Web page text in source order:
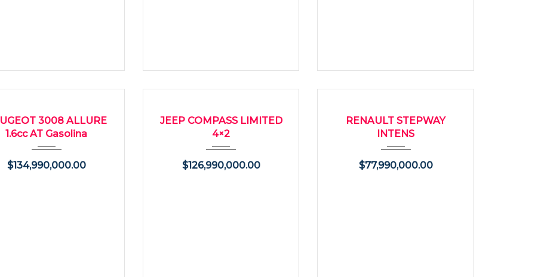
3008 ALLURE
1.6cc AT Gasolina
$134,990,000.00
JEEP COMPASS LIMITED
4×2
$126,990,000.00
RENAULT STEPWAY
INTENS
$77,990,000.00